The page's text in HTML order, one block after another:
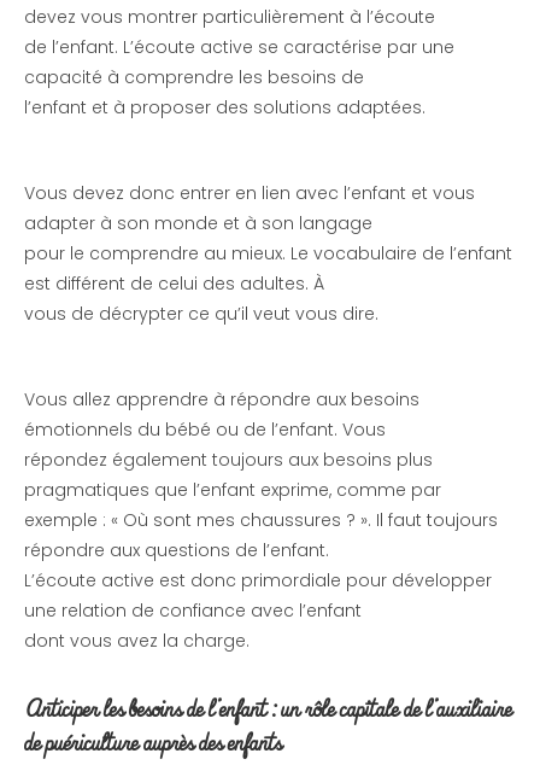
devez vous montrer particulièrement à l’écoute
de l’enfant. L’écoute active se caractérise par une
capacité à comprendre les besoins de
l’enfant et à proposer des solutions adaptées.
Vous devez donc entrer en lien avec l’enfant et vous
adapter à son monde et à son langage
pour le comprendre au mieux. Le vocabulaire de l’enfant
est différent de celui des adultes. À
vous de décrypter ce qu’il veut vous dire.
Vous allez apprendre à répondre aux besoins
émotionnels du bébé ou de l’enfant. Vous
répondez également toujours aux besoins plus
pragmatiques que l’enfant exprime, comme par
exemple : « Où sont mes chaussures ? ». Il faut toujours
répondre aux questions de l’enfant.
L’écoute active est donc primordiale pour développer
une relation de confiance avec l’enfant
dont vous avez la charge.
Anticiper les besoins de l’enfant : un rôle capitale de l’auxiliaire
de puériculture auprès des enfants